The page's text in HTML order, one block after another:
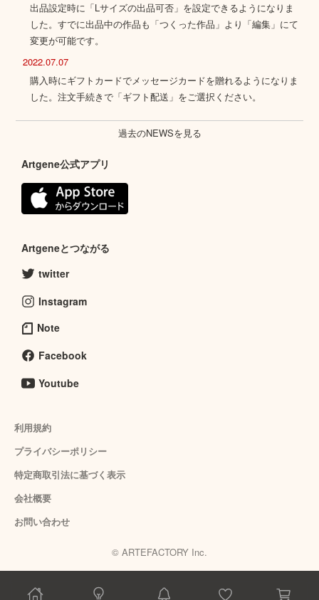
出品設定時に「Lサイズの出品可否」を設定できるようになりま
した。すでに出品中の作品も「つくった作品」より「編集」にて
変更が可能です。
2022.07.07
購入時にギフトカードでメッセージカードを贈れるようになりま
した。注文手続きで「ギフト配送」をご選択ください。
過去のNEWSを見る
Artgene公式アプリ
Artgeneとつながる
twitter
Instagram
Note
Facebook
Youtube
利用規約
プライバシーポリシー
特定商取引法に基づく表示
会社概要
お問い合わせ
© ARTEFACTORY Inc.